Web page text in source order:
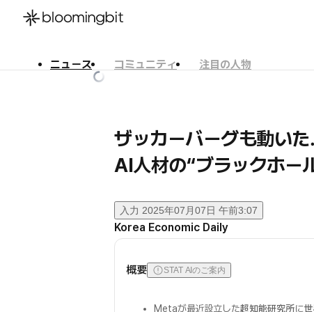
ニュース コミュニティ
注目の人物
ザッカーバーグも動い
AI人材の“ブラックホー
入力 2025年07月07日 午前3:07
Korea Economic Daily
概要 STAT AIのご案内
Metaが最近設立した超知能研究所に